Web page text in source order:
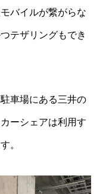
バイルが繋がらな
テザリングもでき
車場にある三井の
ーシェアは利用す
。